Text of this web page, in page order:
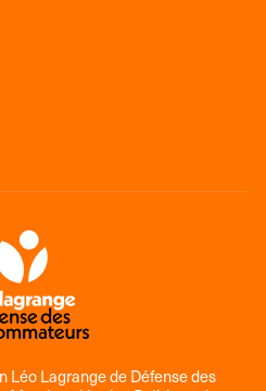
Lagrange de Défense des